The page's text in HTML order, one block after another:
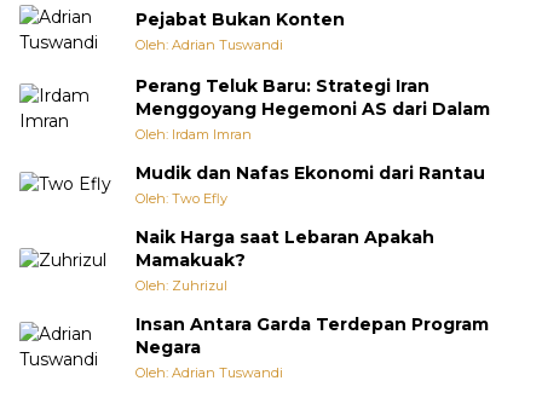
Pejabat Bukan Konten
Oleh: Adrian Tuswandi
Perang Teluk Baru: Strategi Iran
Menggoyang Hegemoni AS dari Dalam
Oleh: Irdam Imran
Mudik dan Nafas Ekonomi dari Rantau
Oleh: Two Efly
Naik Harga saat Lebaran Apakah
Mamakuak?
Oleh: Zuhrizul
Insan Antara Garda Terdepan Program
Negara
Oleh: Adrian Tuswandi